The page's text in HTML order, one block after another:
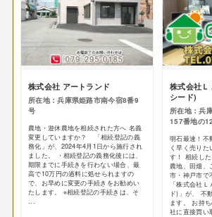
株式会社 アートランド
所在地：兵庫県姫路市南今宿8番9
号
農地・遊休農地を相続された方へ 名義
変更していますか？ 「相続登記の義
務化」が、2024年4月1日から施行され
ました。 ・相続登記の義務化後には、
期限までに手続きを行わない場合、最
高で10万円の過料に処せられますの
で、お早めに変更の手続きをお勧めい
たします。 ※相続登記の手続きは、そ
...
株式会社
シード)
所在地：兵
157番地の
明石最速！不
く早く売りた
す！ 相続した
農地、田畑、
市・神戸市で
「株式会社
ド)」が、 不
ます。 お持
社に直接買い